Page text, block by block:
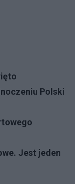
Polski
Jest jeden